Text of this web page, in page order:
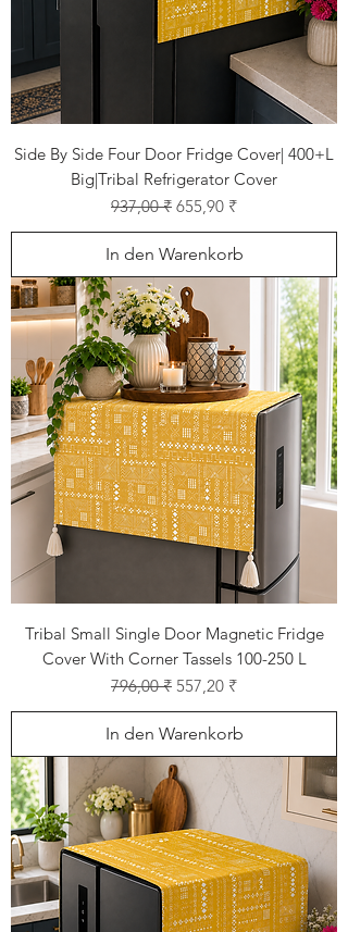
Side By Side Four Door Fridge Cover| 400+L
Big|Tribal Refrigerator Cover
Standardpreis
937,00 ₹ Sale-Preis
655,90 ₹
In den Warenkorb
Tribal Small Single Door Magnetic Fridge
Cover With Corner Tassels 100-250 L
Standardpreis
796,00 ₹ Sale-Preis
557,20 ₹
In den Warenkorb